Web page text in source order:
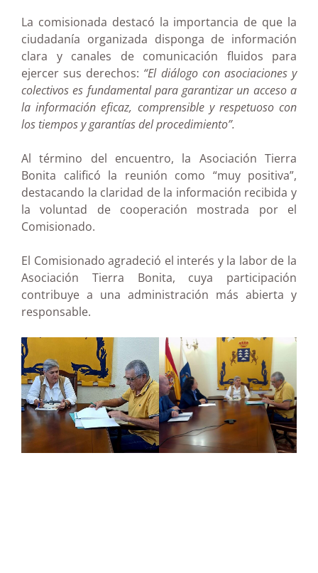
La comisionada destacó la importancia de que la
ciudadanía organizada disponga de información
clara y canales de comunicación fluidos para
ejercer sus derechos: “El diálogo con asociaciones y
colectivos es fundamental para garantizar un acceso a
la información eficaz, comprensible y respetuoso con
los tiempos y garantías del procedimiento”.
Al término del encuentro, la Asociación Tierra
Bonita calificó la reunión como “muy positiva”,
destacando la claridad de la información recibida y
la voluntad de cooperación mostrada por el
Comisionado.
El Comisionado agradeció el interés y la labor de la
Asociación Tierra Bonita, cuya participación
contribuye a una administración más abierta y
responsable.